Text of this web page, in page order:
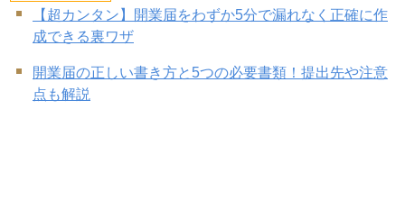
【超カンタン】開業届をわずか5分で漏れなく正確に作
成できる裏ワザ
開業届の正しい書き方と5つの必要書類！提出先や注意
点も解説